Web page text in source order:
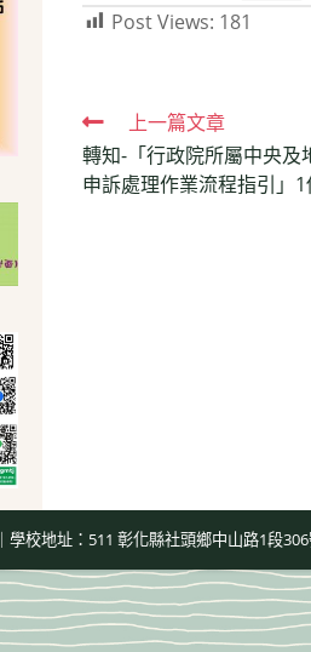
Post Views: 181
Read
more
articles
上一篇文章
轉知-「行政院所屬中央
申訴處理作業流程指引」1
｜學校地址：511 彰化縣社頭鄉中山路1段